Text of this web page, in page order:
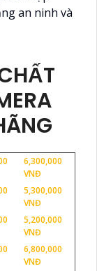
an ninh và
6,300,000
VNĐ
5,300,000
VNĐ
5,200,000
VNĐ
6,800,000
VNĐ